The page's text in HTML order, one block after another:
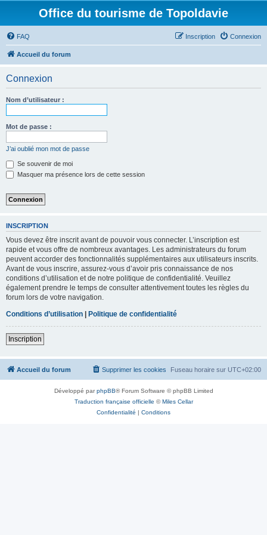
Office du tourisme de Topoldavie
FAQ Connexion
Inscription
Accueil du forum
Connexion
Nom d’utilisateur :
Mot de passe :
J’ai oublié mon mot de passe
Se souvenir de moi
Masquer ma présence lors de cette session
INSCRIPTION
Vous devez être inscrit avant de pouvoir vous connecter. L’inscription est
rapide et vous offre de nombreux avantages. Les administrateurs du forum
peuvent accorder des fonctionnalités supplémentaires aux utilisateurs inscrits.
Avant de vous inscrire, assurez-vous d’avoir pris connaissance de nos
conditions d’utilisation et de notre politique de confidentialité. Veuillez
également prendre le temps de consulter attentivement toutes les règles du
forum lors de votre navigation.
Conditions d’utilisation | Politique de confidentialité
Inscription
Accueil du forum Fuseau horaire sur UTC+02:00
Supprimer les cookies
Développé parphpBB® Forum Software © phpBB Limited
Traduction française officielle ©Miles Cellar
Confidentialité | Conditions